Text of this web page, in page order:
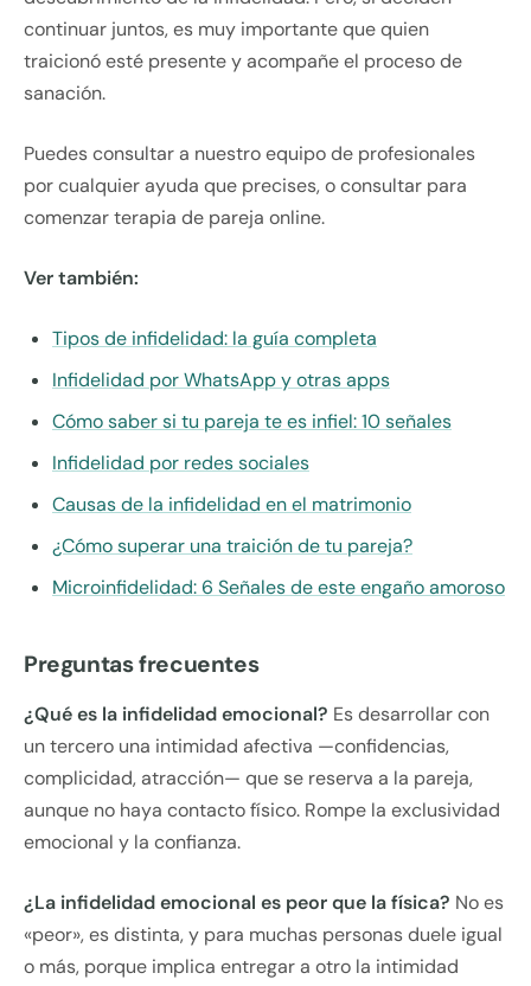
continuar juntos, es muy importante que quien
traicionó esté presente y acompañe el proceso de
sanación.
Puedes consultar a nuestro equipo de profesionales
por cualquier ayuda que precises, o consultar para
comenzar terapia de pareja online.
Ver también:
Tipos de infidelidad: la guía completa
Infidelidad por WhatsApp y otras apps
Cómo saber si tu pareja te es infiel: 10 señales
Infidelidad por redes sociales
Causas de la infidelidad en el matrimonio
¿Cómo superar una traición de tu pareja?
Microinfidelidad: 6 Señales de este engaño amoroso
Preguntas frecuentes
¿Qué es la infidelidad emocional? Es desarrollar con
un tercero una intimidad afectiva —confidencias,
complicidad, atracción— que se reserva a la pareja,
aunque no haya contacto físico. Rompe la exclusividad
emocional y la confianza.
¿La infidelidad emocional es peor que la física? No es
«peor», es distinta, y para muchas personas duele igual
o más, porque implica entregar a otro la intimidad